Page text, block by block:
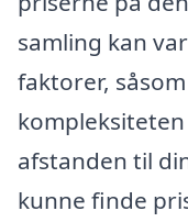
samling kan
faktorer,
afstanden til
kunne finde